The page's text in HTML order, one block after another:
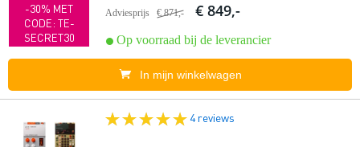
-30% MET
CODE: TE-
SECRET30
Adviesprijs € 871,- € 849,-
Op voorraad bij de leverancier
In mijn winkelwagen
4 reviews